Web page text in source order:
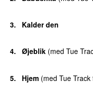
3.
Kalder den
4. Øjeblik (med Tue
5. Hjem (med Tue Track